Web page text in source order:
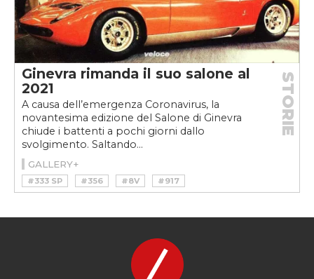
#PLAYMOUTH ROAD RUNNER SUPERBIRD
#PORSCHE
#PORSCHE 935
#RS 500
#SIERRA RS COSWORTH
#SPOILER
#SUPRA
#TOYOTA SUPRA
#WEEKVELOCE
Ginevra rimanda il suo salone al
2021
A causa dell’emergenza Coronavirus, la
novantesima edizione del Salone di Ginevra
chiude i battenti a pochi giorni dallo
svolgimento. Saltando...
STORIE
GALLERY+
#333 SP #356 #8V
#917
#BUGATTI
#COUNTACH
#E-TYPE
#HORACIO PAGANI
#MCLAREN
#PORSCHE